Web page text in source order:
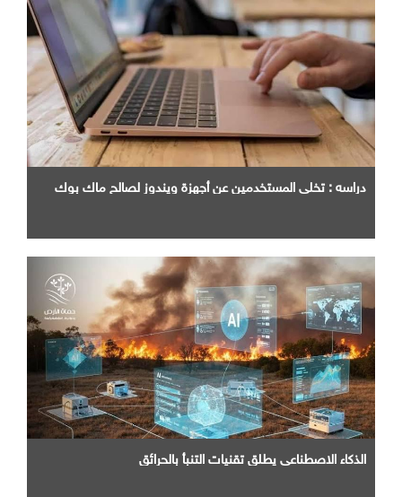
دراسه : تخلي المستخدمين عن أجهزة ويندوز لصالح ماك بوك
الذكاء الاصطناعي يطلق تقنيات التنبأ بالحرائق